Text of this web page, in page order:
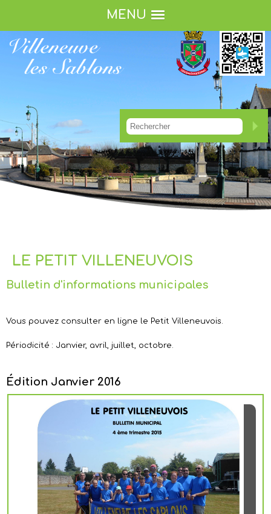
MENU
LE PETIT VILLENEUVOIS
Bulletin d'informations municipales
Vous pouvez consulter en ligne le Petit Villeneuvois.
Périodicité : Janvier, avril, juillet, octobre.
Édition Janvier 2016